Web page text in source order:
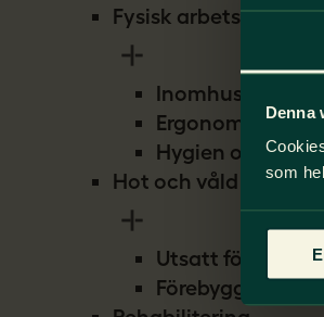
Denna
som
Fysisk arbetsmiljö
Inomhusmiljö
Ergonomi
Hygien och
Hot och våld
Utsatt för hot
Förebygg hot